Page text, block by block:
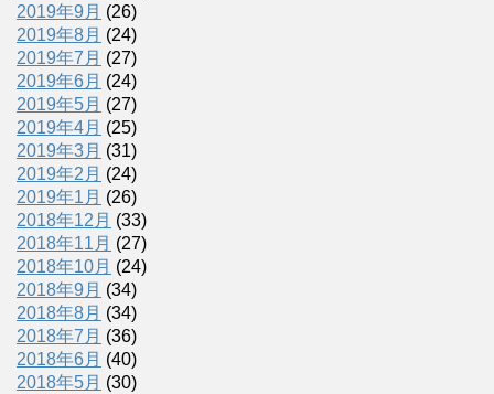
2019年9月 (26)
2019年8月 (24)
2019年7月 (27)
2019年6月 (24)
2019年5月 (27)
2019年4月 (25)
2019年3月 (31)
2019年2月 (24)
2019年1月 (26)
2018年12月 (33)
2018年11月 (27)
2018年10月 (24)
2018年9月 (34)
2018年8月 (34)
2018年7月 (36)
2018年6月 (40)
2018年5月 (30)